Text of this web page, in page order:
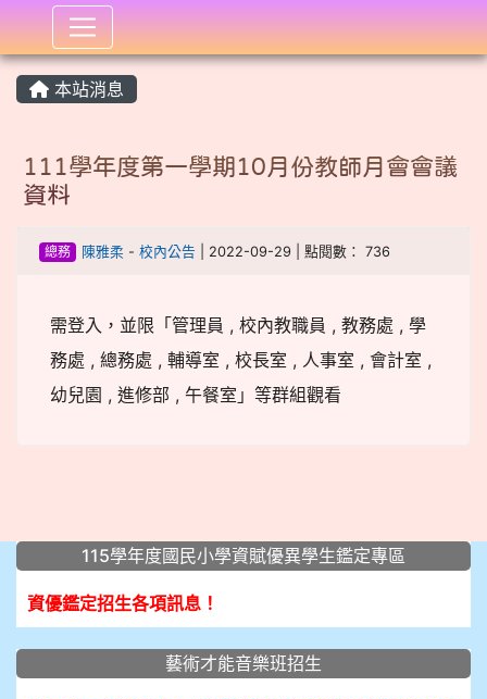
:::
本站消息
111學年度第一學期10月份教師月會會議
資料
總務 陳雅柔 - 校內公告 | 2022-09-29 | 點閱數： 736
需登入，並限「管理員 , 校內教職員 , 教務處 , 學
務處 , 總務處 , 輔導室 , 校長室 , 人事室 , 會計室 ,
幼兒園 , 進修部 , 午餐室」等群組觀看
::: 115學年度國民小學資賦優異學生鑑定專區
資優鑑定招生各項訊息！
藝術才能音樂班招生